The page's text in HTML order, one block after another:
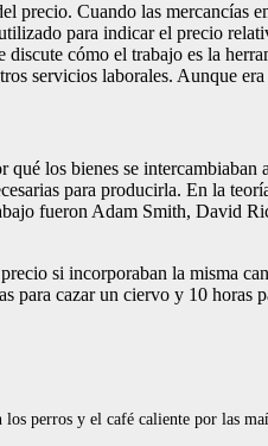
Cuando las mercancías
para indicar el precio
cómo el trabajo es la
servicios laborales. Aunque
los bienes se
para producirla. En la
fueron Adam Smith,
si incorporaban la misma
cazar un ciervo y 10 horas
perros y el café caliente por las